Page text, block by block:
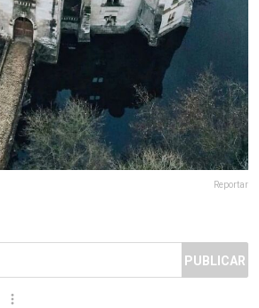
Reportar
PUBLICAR